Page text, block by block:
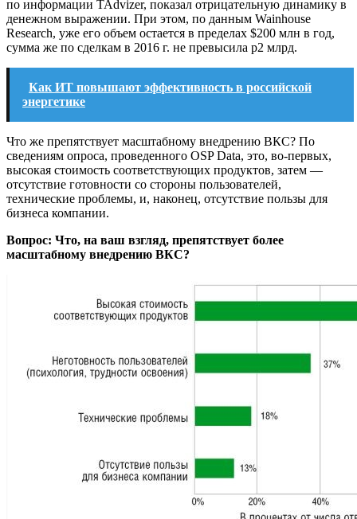
по информации TAdvizer, показал отрицательную динамику в
денежном выражении. При этом, по данным Wainhouse
Research, уже его объем остается в пределах $200 млн в год,
сумма же по сделкам в 2016 г. не превысила p2 млрд.
Как ИТ повышают эффективность в российской
энергетике
Что же препятствует масштабному внедрению ВКС? По
сведениям опроса, проведенного OSP Data, это, во-первых,
высокая стоимость соответствующих продуктов, затем —
отсутствие готовности со стороны пользователей,
технические проблемы, и, наконец, отсутствие пользы для
бизнеса компании.
Вопрос: Что, на ваш взгляд, препятствует более
масштабному внедрению ВКС?